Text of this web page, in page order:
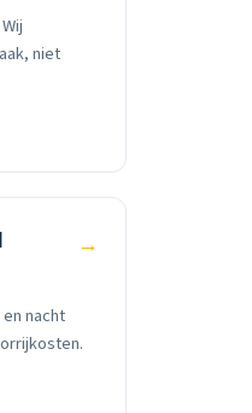
niet
→
nacht